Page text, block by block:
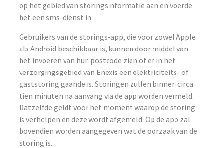
op het gebied van storingsinformatie aan en voerde
het een sms-dienst in.
Gebruikers van de storings-app, die voor zowel Apple
als Android beschikbaar is, kunnen door middel van
het invoeren van hun postcode zien of er in het
verzorgingsgebied van Enexis een elektriciteits- of
gaststoring gaande is. Storingen zullen binnen circa
tien minuten na aanvang via de app worden vermeld.
Datzelfde geldt voor het moment waarop de storing
is verholpen en deze wordt afgemeld. Op de app zal
bovendien worden aangegeven wat de oorzaak van de
storing is.